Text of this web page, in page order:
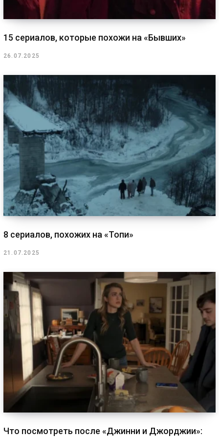
15 сериалов, которые похожи на «Бывших»
26.07.2025
8 сериалов, похожих на «Топи»
21.07.2025
Что посмотреть после «Джинни и Джорджии»: